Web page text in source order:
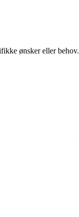
ønsker eller behov.